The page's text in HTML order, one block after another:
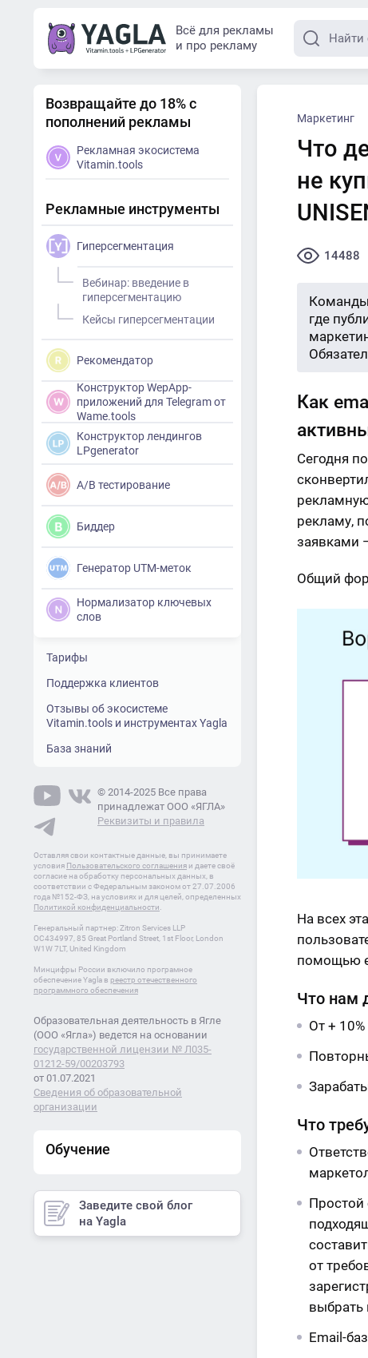
Всё для рекламы
и про рекламу
Маркетинг
Что
не
14488
Команды
где
Как
Сегодня
рекламу,
заявками
Общий
На всех
помощью
Что нам
От + 10%
Что
Простой
от
выбрать
Email-
Возвращайте до 18% с
пополнений рекламы
Рекламная экосистема
Vitamin.tools
Рекламные инструменты
Гиперсегментация
Вебинар: введение в
гиперсегментацию
Кейсы гиперсегментации
Рекомендатор
Конструктор WepApp-
приложений для Telegram от
Wame.tools
Конструктор лендингов
LPgenerator
A/B тестирование
Биддер
Генератор UTM-меток
Нормализатор ключевых
слов
Тарифы
Поддержка клиентов
Отзывы об экосистеме
Vitamin.tools и инструментах Yagla
База знаний
© 2014-2025 Все права
принадлежат ООО «ЯГЛА»
Реквизиты и правила
Оставляя свои контактные данные, вы принимаете
условия Пользовательского соглашения и даете своё
согласие на обработку персональных данных, в
соответствии с Федеральным законом от 27.07.2006
года №152-ФЗ, на условиях и для целей, определенных
Политикой конфиденциальности
Генеральный партнер: Zitron Services LLP
OC434997, 85 Great Portland Street, 1st Floor, London
W1W 7LT, United Kingdom
Минцифры России включило програмное
обеспечение Yagla в реестр отечественного
программного обеспечения
Образовательная деятельность в Ягле
(ООО «Ягла») ведется на основании
государственной лицензии № Л035-
01212-59/00203793
от 01.07.2021
Сведения об образовательной
организации
Обучение
Заведите свой блог
на Yagla